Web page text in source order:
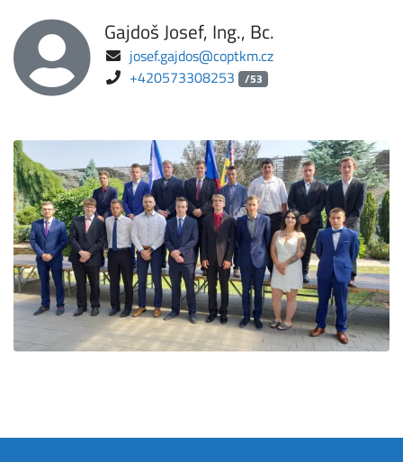
Gajdoš Josef, Ing., Bc.
josef.gajdos@coptkm.cz
+420573308253
/53